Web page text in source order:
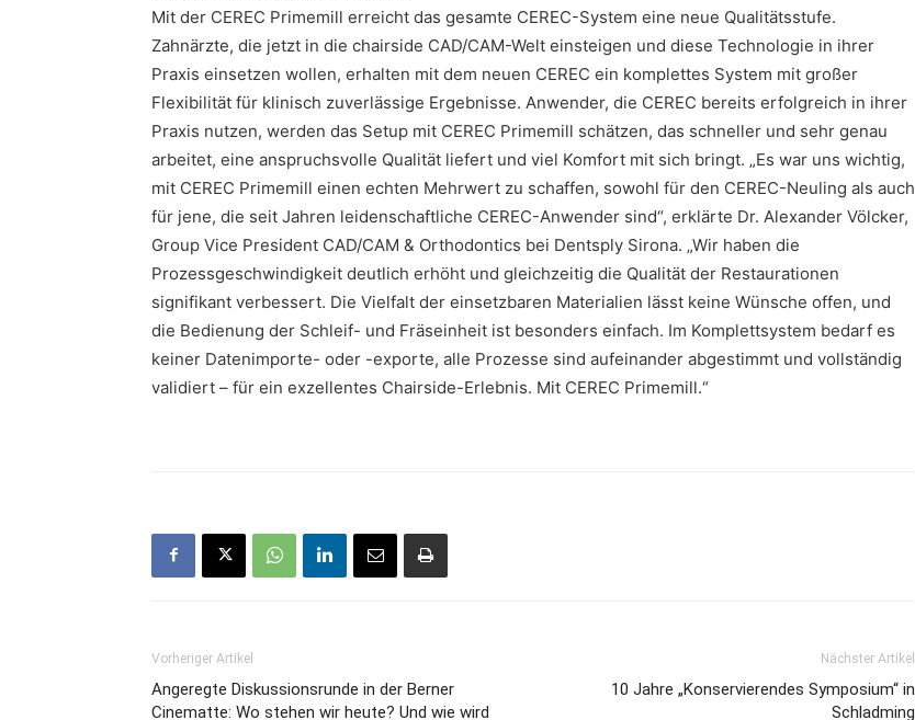
Mit der CEREC Primemill erreicht das gesamte CEREC-System eine neue Qualitätsstufe.
Zahnärzte, die jetzt in die chairside CAD/CAM-Welt einsteigen und diese Technologie in ihrer
Praxis einsetzen wollen, erhalten mit dem neuen CEREC ein komplettes System mit großer
Flexibilität für klinisch zuverlässige Ergebnisse. Anwender, die CEREC bereits erfolgreich in ihrer
Praxis nutzen, werden das Setup mit CEREC Primemill schätzen, das schneller und sehr genau
arbeitet, eine anspruchsvolle Qualität liefert und viel Komfort mit sich bringt. „Es war uns wichtig,
mit CEREC Primemill einen echten Mehrwert zu schaffen, sowohl für den CEREC-Neuling als auch
für jene, die seit Jahren leidenschaftliche CEREC-Anwender sind“, erklärte Dr. Alexander Völcker,
Group Vice President CAD/CAM & Orthodontics bei Dentsply Sirona. „Wir haben die
Prozessgeschwindigkeit deutlich erhöht und gleichzeitig die Qualität der Restaurationen
signifikant verbessert. Die Vielfalt der einsetzbaren Materialien lässt keine Wünsche offen, und
die Bedienung der Schleif- und Fräseinheit ist besonders einfach. Im Komplettsystem bedarf es
keiner Datenimporte- oder -exporte, alle Prozesse sind aufeinander abgestimmt und vollständig
validiert – für ein exzellentes Chairside-Erlebnis. Mit CEREC Primemill.“
Vorheriger Artikel
Angeregte Diskussionsrunde in der Berner
Cinematte: Wo stehen wir heute? Und wie wird
Nächster Artikel
10 Jahre „Konservierendes Symposium“ in
Schladming